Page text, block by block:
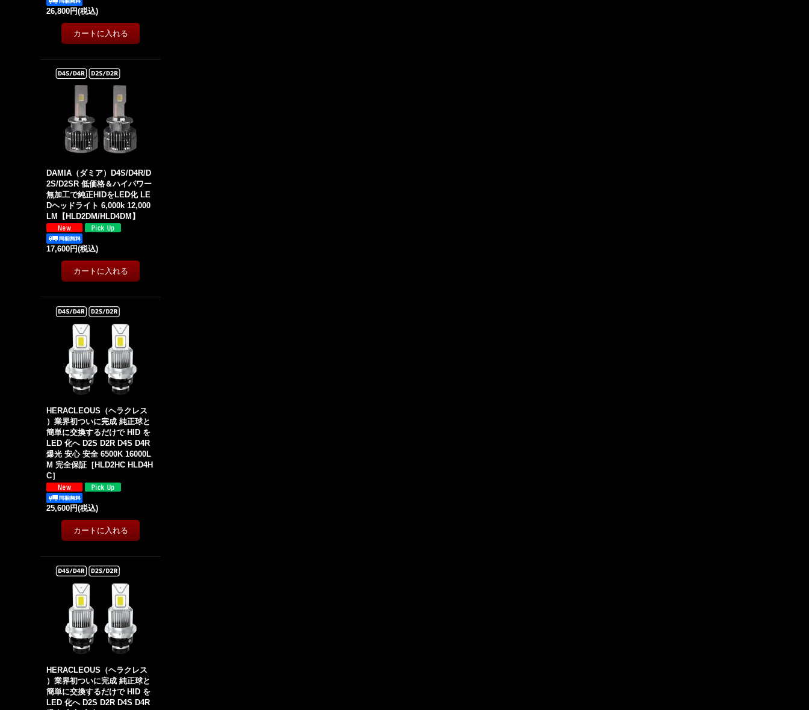
26,800円(税込)
DAMIA（ダミア）D4S/D4R/D
2S/D2SR 低価格＆ハイパワー
無加工で純正HIDをLED化 LE
Dヘッドライト 6,000k 12,000
LM【HLD2DM/HLD4DM】
17,600円(税込)
HERACLEOUS（ヘラクレス
）業界初ついに完成 純正球と
簡単に交換するだけで HID を
LED 化へ D2S D2R D4S D4R
爆光 安心 安全 6500K 16000L
M 完全保証［HLD2HC HLD4H
C］
25,600円(税込)
HERACLEOUS（ヘラクレス
）業界初ついに完成 純正球と
簡単に交換するだけで HID を
LED 化へ D2S D2R D4S D4R